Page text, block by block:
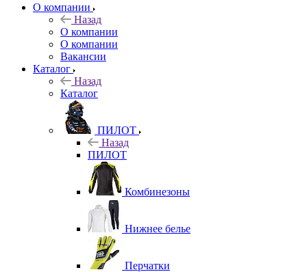
О компании
Назад
О компании
О компании
Вакансии
Каталог
Назад
Каталог
ПИЛОТ
Назад
ПИЛОТ
Комбинезоны
Нижнее белье
Перчатки